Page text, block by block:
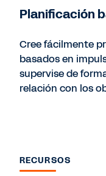
Planificación
Cree fácilmente
basados en
supervise de
relación con los
RECURSOS